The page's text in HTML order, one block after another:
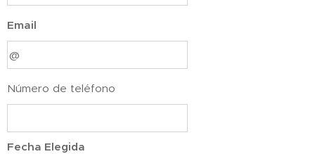
Email
Número de teléfono
Fecha Elegida